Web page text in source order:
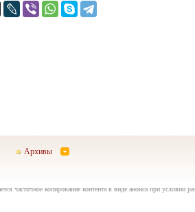
Архивы
частичное копирование контента в виде анонса при условии